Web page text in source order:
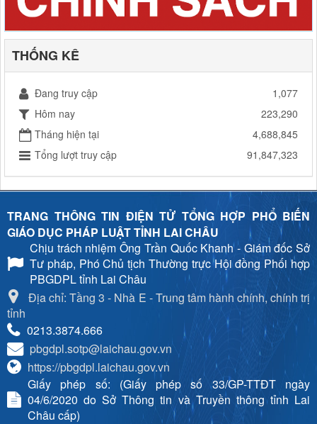
THỐNG KÊ
Đang truy cập
1,077
Hôm nay
223,290
Tháng hiện tại
4,688,845
Tổng lượt truy cập
91,847,323
TRANG THÔNG TIN ĐIỆN TỬ TỔNG HỢP PHỔ BIẾN
GIÁO DỤC PHÁP LUẬT TỈNH LAI CHÂU
Chịu trách nhiệmÔng Trần Quốc Khanh - Giám đốc Sở
Tư pháp, Phó Chủ tịch Thường trực Hội đồng Phối hợp
PBGDPL tỉnh Lai Châu
Địa chỉ: Tầng 3 - Nhà E - Trung tâm hành chính, chính trị
tỉnh
0213.3874.666
pbgdpl.sotp@laichau.gov.vn
https://pbgdpl.laichau.gov.vn
Giấy phép số: (Giấy phép số 33/GP-TTĐT ngày
04/6/2020 do Sở Thông tin và Truyền thông tỉnh Lai
Châu cấp)